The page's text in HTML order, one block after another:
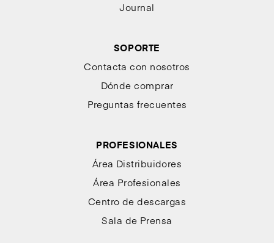
Journal
SOPORTE
Contacta con nosotros
Dónde comprar
Preguntas frecuentes
PROFESIONALES
Área Distribuidores
Área Profesionales
Centro de descargas
Sala de Prensa